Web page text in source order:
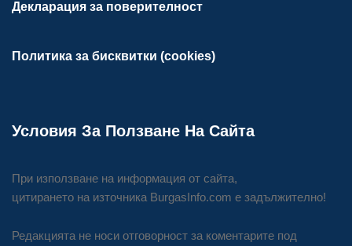
Декларация за поверителност
Политика за бисквитки (cookies)
Условия За Ползване На Сайта
При използване на информация от сайта,
цитирането на източника BurgasInfo.com е задължително!
Редакцията не носи отговорност за коментарите под